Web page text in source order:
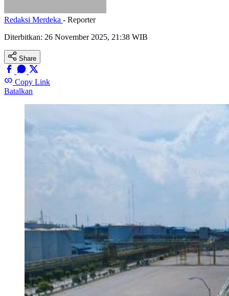
Redaksi Merdeka - Reporter
Diterbitkan: 26 November 2025, 21:38 WIB
Share
Copy Link
Batalkan